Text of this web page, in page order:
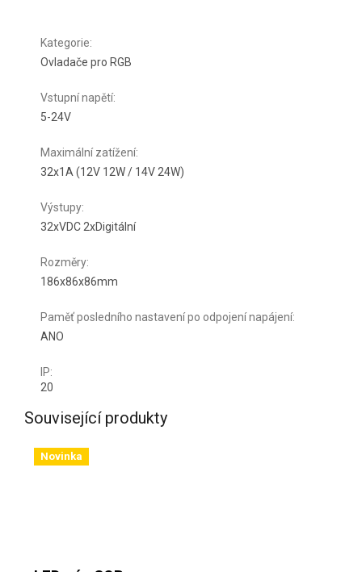
Kategorie:
Ovladače pro RGB
Vstupní napětí:
5-24V
Maximální zatížení:
32x1A (12V 12W / 14V 24W)
Výstupy:
32xVDC 2xDigitální
Rozměry:
186x86x86mm
Paměť posledního nastavení po odpojení napájení:
ANO
IP:
20
Související produkty
Novinka